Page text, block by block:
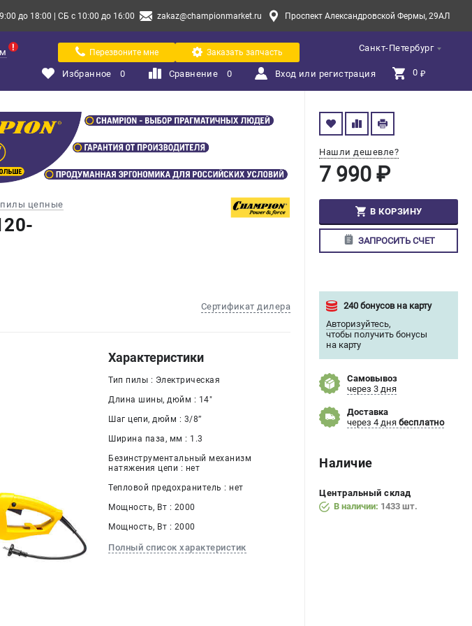
до 18:00 | СБ с 10:00 до 16:00 zakaz@championmarket.ru Проспект Александровской Фермы, 29АЛ
Санкт-Петербург
Перезвоните мне Заказать запчасть
Избранное 0 Сравнение 0 Вход или регистрация 0 ₽
цепные
Сертификат дилера
Нашли дешевле?
7 990 ₽
В КОРЗИНУ
ЗАПРОСИТЬ СЧЕТ
240 бонусов на карту
Авторизуйтесь,
чтобы получить бонусы
на карту
Самовывоз
через 3 дня
Доставка
через 4 дня бесплатно
Наличие
Центральный склад
В наличии: 1433 шт.
Характеристики
Тип пилы : Электрическая
Длина шины, дюйм : 14"
Шаг цепи, дюйм : 3/8’’
Ширина паза, мм : 1.3
Безинструментальный механизм
натяжения цепи : нет
Тепловой предохранитель : нет
Мощность, Вт : 2000
Мощность, Вт : 2000
Полный список характеристик